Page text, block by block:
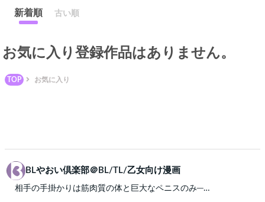
新着順 古い順
お気に入り登録作品はありません。
TOP お気に入り
BLやおい倶楽部＠BL/TL/乙女向け漫画
相手の手掛かりは筋肉質の体と巨大なペニスのみ─…